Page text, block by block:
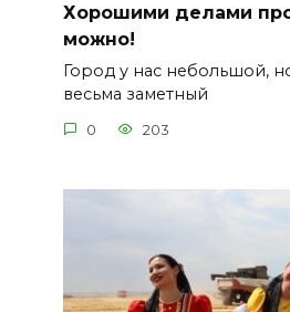
Хорошими делами
можно!
Город у нас небольшой,
весьма заметный
0 203